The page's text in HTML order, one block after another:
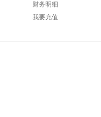
财务明细
我要充值